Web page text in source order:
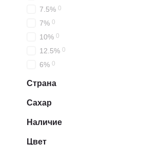
7.5% 0
7% 0
10% 0
12.5% 0
6% 0
Страна
Сахар
Наличие
Цвет